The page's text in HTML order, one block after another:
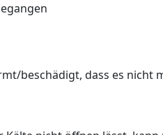
beschädigt, dass es nicht